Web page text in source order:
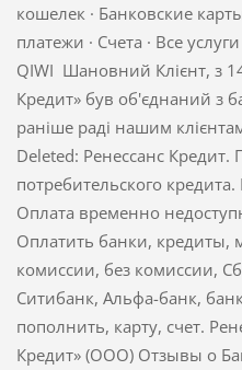
кошелек · Банковские
платежи · Счета · Все
QIWI Шановний Клієнт, з
Кредит» був об'єднаний з
раніше раді нашим
Deleted: Ренессанс Кредит.
потребительского
Оплата временно
Оплатить банки, кредиты,
комиссии, без комиссии,
Ситибанк, Альфа-банк,
пополнить, карту, счет.
Кредит» (ООО) Отзывы о